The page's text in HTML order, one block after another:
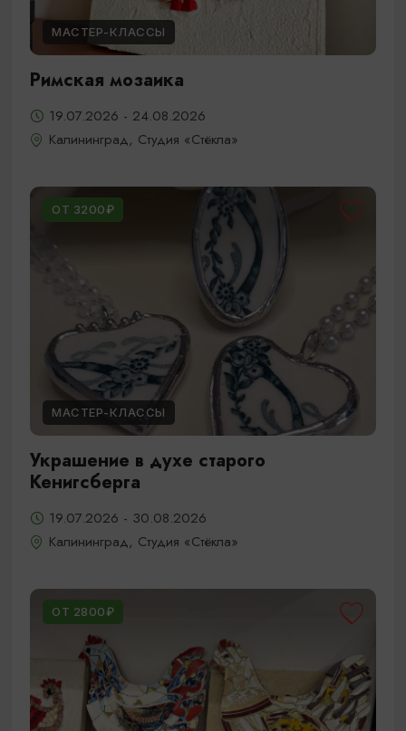
МАСТЕР-КЛАССЫ
Римская мозаика
19.07.2026 - 24.08.2026
Калининград, Студия «Стёкла»
ОТ 3200₽
МАСТЕР-КЛАССЫ
Украшение в духе старого
Кенигсберга
19.07.2026 - 30.08.2026
Калининград, Студия «Стёкла»
ОТ 2800₽